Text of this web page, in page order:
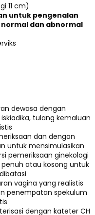
11 cm)
untuk pengenalan
dan abnormal
dewasa dengan
tulang kemaluan
dan dengan
untuk mensimulasikan
pemeriksaan ginekologi
atau kosong untuk
vagina yang realistis
penempatan spekulum
dengan kateter CH